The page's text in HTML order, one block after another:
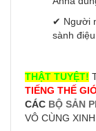
✔ Người
sành
THẬT TUYỆT!
TIẾNG THẾ
CÁC BỘ SẢN
VÔ CÙNG